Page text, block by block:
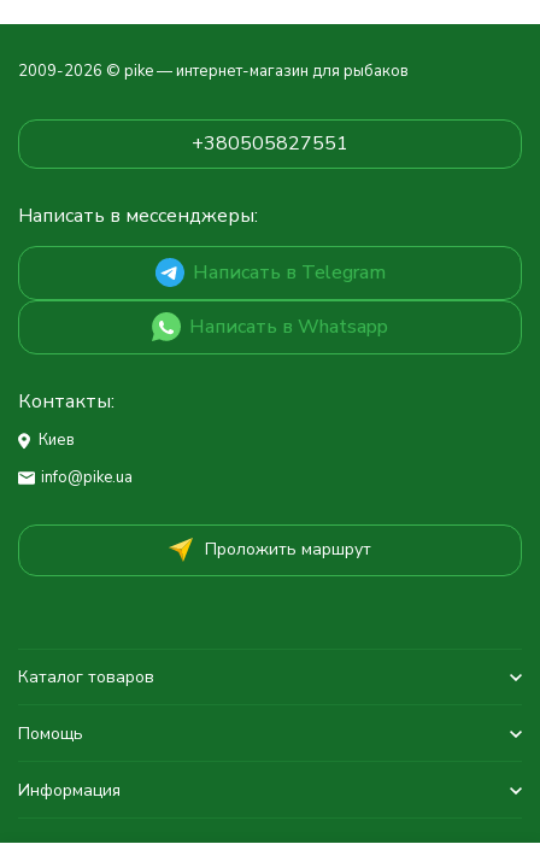
2009-2026 © pike — интернет-магазин для рыбаков
+380505827551
Написать в мессенджеры:
Написать в Telegram
Написать в Whatsapp
Контакты:
Киев
info@pike.ua
Проложить маршрут
Каталог товаров
Помощь
Информация